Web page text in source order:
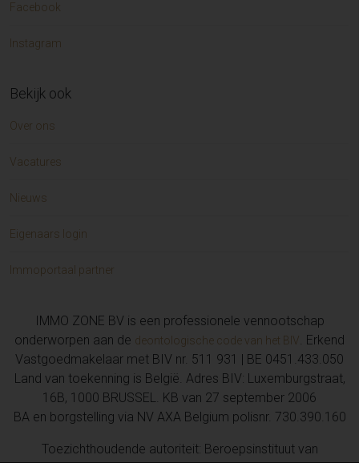
Facebook
Instagram
Bekijk ook
Over ons
Vacatures
Nieuws
Eigenaars login
Immoportaal partner
IMMO ZONE BV is een professionele vennootschap
onderworpen aan de deontologische code van het BIV. Erkend
Vastgoedmakelaar met BIV nr. 511 931 | BE 0451.433.050
Land van toekenning is België. Adres BIV: Luxemburgstraat,
16B, 1000 BRUSSEL. KB van 27 september 2006
BA en borgstelling via NV AXA Belgium polisnr. 730.390.160
Toezichthoudende autoriteit: Beroepsinstituut van